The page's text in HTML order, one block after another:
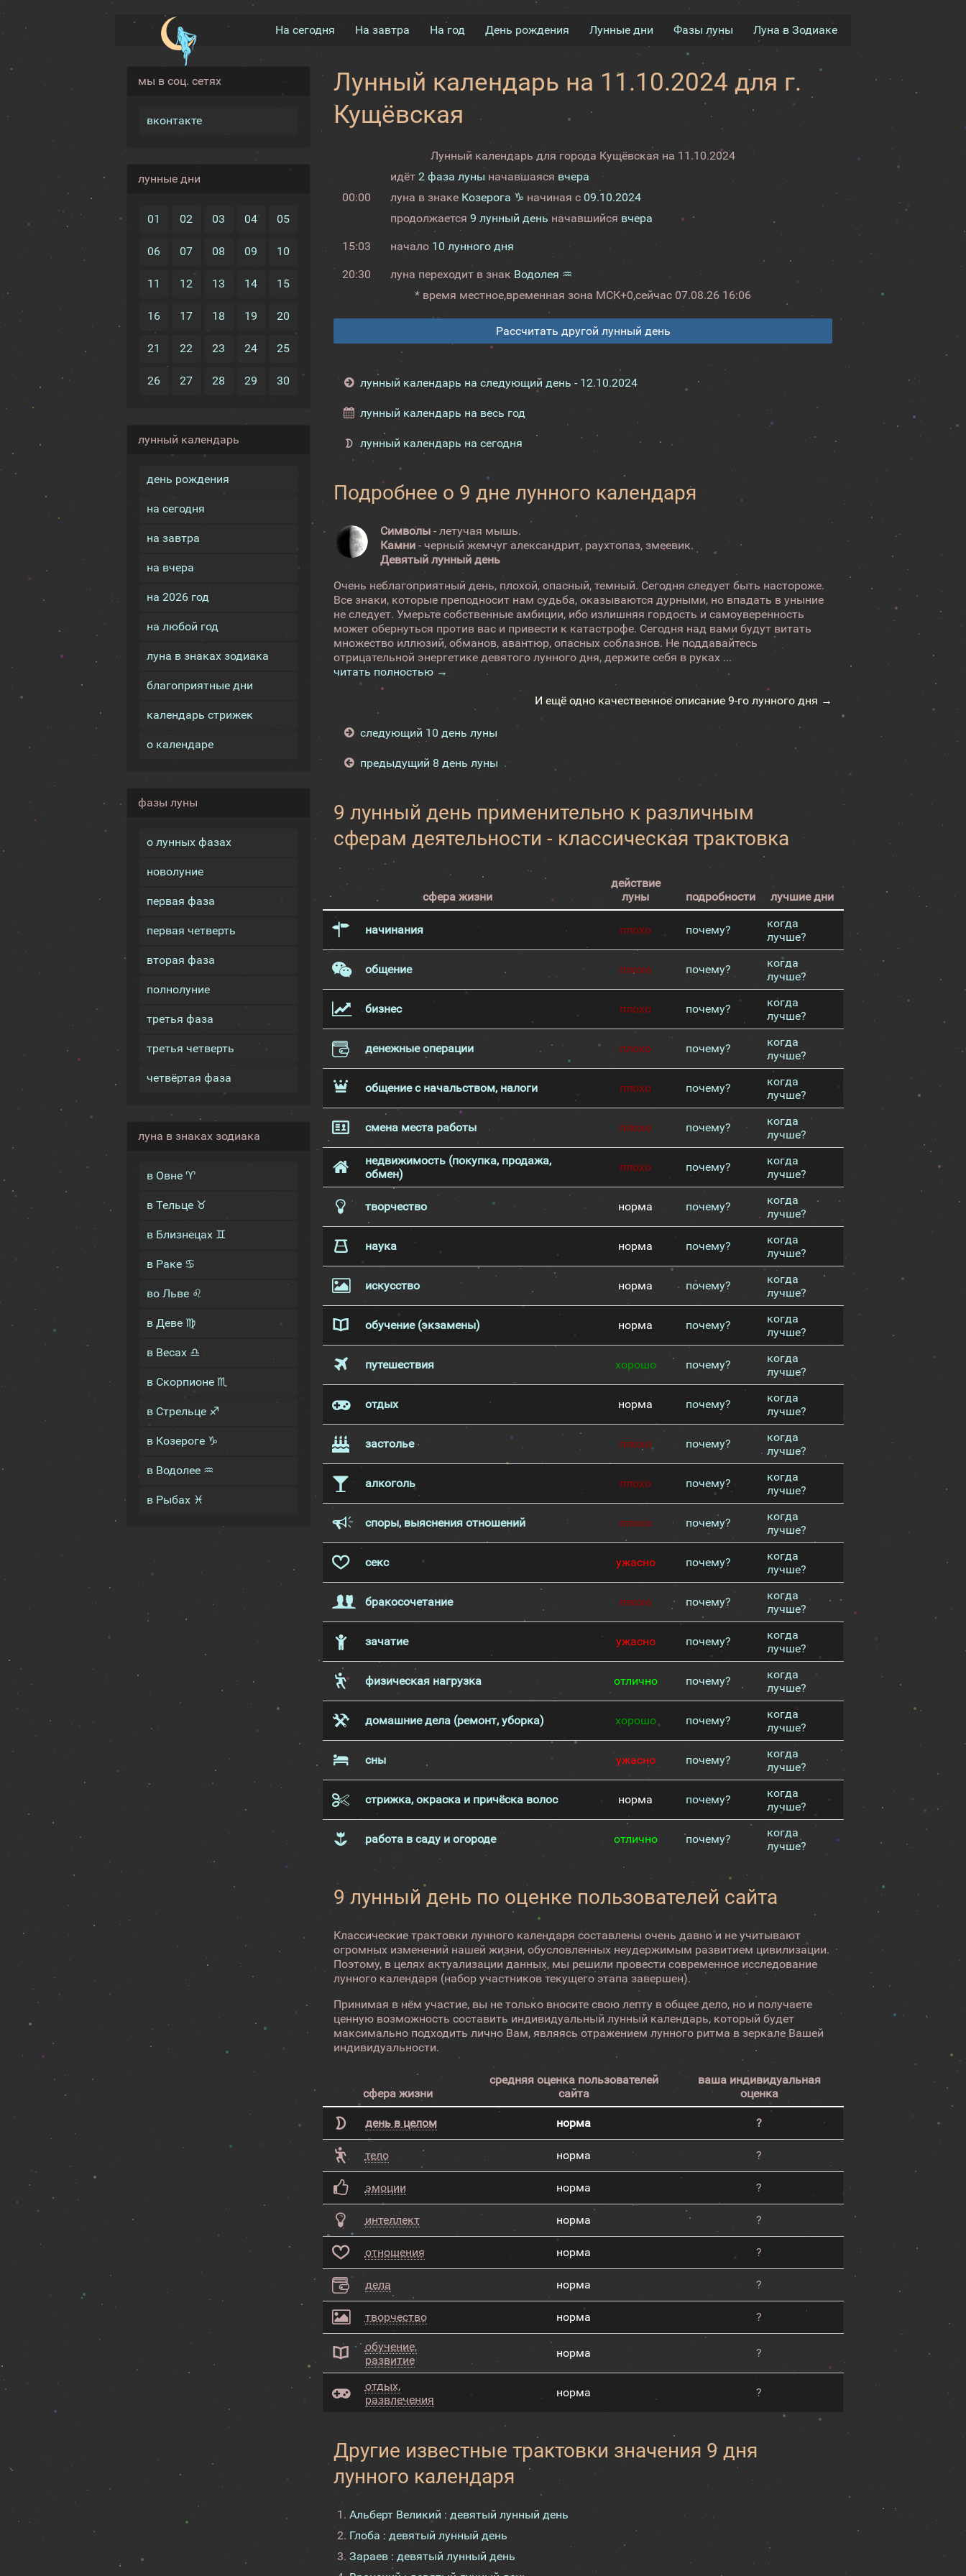
На сегодня На завтра На год День рождения Лунные дни Фазы луны Луна в Зодиаке
мы в соц. сетях
вконтакте
лунные дни
01 02 03 04 05
06 07 08 09 10
11 12 13 14 15
16 17 18 19 20
21 22 23 24 25
26 27 28 29 30
лунный календарь
день рождения
на сегодня
на завтра
на вчера
на 2026 год
на любой год
луна в знаках зодиака
благоприятные дни
календарь стрижек
о календаре
фазы луны
о лунных фазах
новолуние
первая фаза
первая четверть
вторая фаза
полнолуние
третья фаза
третья четверть
четвёртая фаза
луна в знаках зодиака
в Овне ♈
в Тельце ♉
в Близнецах ♊
в Раке ♋
во Льве ♌
в Деве ♍
в Весах ♎
в Скорпионе ♏
в Стрельце ♐
в Козероге ♑
в Водолее ♒
в Рыбах ♓
Лунный календарь на 11.10.2024 для г.
Кущёвская
Лунный календарь для города Кущёвская на 11.10.2024
00:00
идёт 2 фаза луны начавшаяся вчера
луна в знаке Козерога ♑ начиная с 09.10.2024
продолжается 9 лунный день начавшийся вчера
15:03 начало 10 лунного дня
20:30 луна переходит в знак Водолея ♒
* время местное,временная зона МСК+0,сейчас 07.08.26 16:06
Рассчитать другой лунный день
лунный календарь на следующий день - 12.10.2024
лунный календарь на весь год
лунный календарь на сегодня
Подробнее о 9 дне лунного календаря
Символы - летучая мышь.
Камни - черный жемчуг александрит, раухтопаз, змеевик.
Девятый лунный день
Очень неблагоприятный день, плохой, опасный, темный. Сегодня следует быть настороже.
Все знаки, которые преподносит нам судьба, оказываются дурными, но впадать в уныние
не следует. Умерьте собственные амбиции, ибо излишняя гордость и самоуверенность
может обернуться против вас и привести к катастрофе. Сегодня над вами будут витать
множество иллюзий, обманов, авантюр, опасных соблазнов. Не поддавайтесь
отрицательной энергетике девятого лунного дня, держите себя в руках ...
читать полностью →
И ещё одно качественное описание 9-го лунного дня →
следующий 10 день луны
предыдущий 8 день луны
9 лунный день применительно к различным
сферам деятельности - классическая трактовка
сфера жизни
действие
луны
подробности лучшие дни
начинания плохо почему?
когда
лучше?
общение плохо почему?
когда
лучше?
бизнес плохо почему?
когда
лучше?
денежные операции плохо почему?
когда
лучше?
общение с начальством, налоги плохо почему?
когда
лучше?
смена места работы плохо почему?
когда
лучше?
недвижимость (покупка, продажа,
обмен)
плохо почему?
когда
лучше?
творчество норма почему?
когда
лучше?
наука норма почему?
когда
лучше?
искусство норма почему?
когда
лучше?
обучение (экзамены) норма почему?
когда
лучше?
путешествия хорошо почему?
когда
лучше?
отдых норма почему?
когда
лучше?
застолье плохо почему?
когда
лучше?
алкоголь плохо почему?
когда
лучше?
споры, выяснения отношений плохо почему?
когда
лучше?
секс ужасно почему?
когда
лучше?
бракосочетание плохо почему?
когда
лучше?
зачатие ужасно почему?
когда
лучше?
физическая нагрузка отлично почему?
когда
лучше?
домашние дела (ремонт, уборка) хорошо почему?
когда
лучше?
сны ужасно почему?
когда
лучше?
стрижка, окраска и причёска волос норма почему?
когда
лучше?
работа в саду и огороде отлично почему?
когда
лучше?
9 лунный день по оценке пользователей сайта
Классические трактовки лунного календаря составлены очень давно и не учитывают
огромных изменений нашей жизни, обусловленных неудержимым развитием цивилизации.
Поэтому, в целях актуализации данных, мы решили провести современное исследование
лунного календаря (набор участников текущего этапа завершен).
Принимая в нём участие, вы не только вносите свою лепту в общее дело, но и получаете
ценную возможность составить индивидуальный лунный календарь, который будет
максимально подходить лично Вам, являясь отражением лунного ритма в зеркале Вашей
индивидуальности.
сфера жизни
средняя оценка пользователей
сайта
ваша индивидуальная
оценка
день в целом норма ?
тело норма ?
эмоции норма ?
интеллект норма ?
отношения норма ?
дела норма ?
творчество норма ?
обучение,
развитие
норма ?
отдых,
развлечения
норма ?
Другие известные трактовки значения 9 дня
лунного календаря
Альберт Великий : девятый лунный день
Глоба : девятый лунный день
Зараев : девятый лунный день